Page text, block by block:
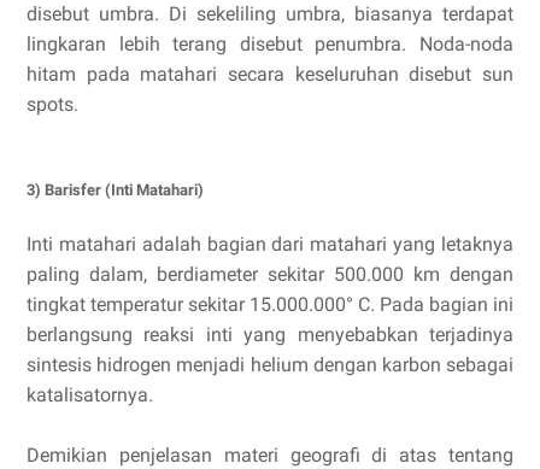
disebut umbra. Di sekeliling umbra, biasanya terdapat
lingkaran lebih terang disebut penumbra. Noda-noda
hitam pada matahari secara keseluruhan disebut sun
spots.
3) Barisfer (Inti Matahari)
Inti matahari adalah bagian dari matahari yang letaknya
paling dalam, berdiameter sekitar 500.000 km dengan
tingkat temperatur sekitar 15.000.000° C. Pada bagian ini
berlangsung reaksi inti yang menyebabkan terjadinya
sintesis hidrogen menjadi helium dengan karbon sebagai
katalisatornya.
Demikian penjelasan materi geografi di atas tentang